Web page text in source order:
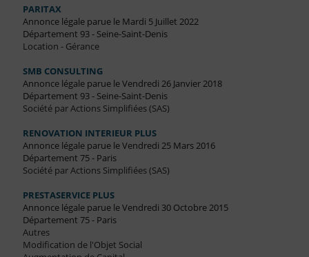
PARITAX
Annonce légale parue le Mardi 5 Juillet 2022
Département 93 - Seine-Saint-Denis
Location - Gérance
SMB CONSULTING
Annonce légale parue le Vendredi 26 Janvier 2018
Département 93 - Seine-Saint-Denis
Société par Actions Simplifiées (SAS)
RENOVATION INTERIEUR PLUS
Annonce légale parue le Vendredi 25 Mars 2016
Département 75 - Paris
Société par Actions Simplifiées (SAS)
PRESTASERVICE PLUS
Annonce légale parue le Vendredi 30 Octobre 2015
Département 75 - Paris
Autres
Modification de l'Objet Social